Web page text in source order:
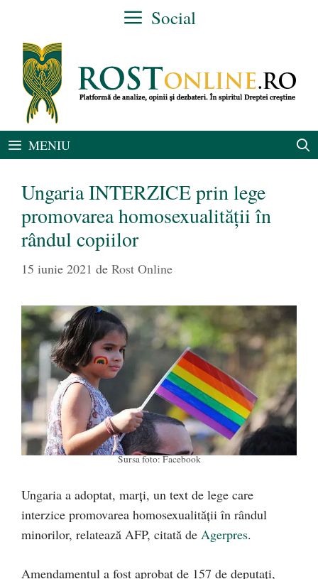
conținut
Social
MENIU
Ungaria INTERZICE prin lege
promovarea homosexualității în
rândul copiilor
15 iunie 2021 de Rost Online
Sursa foto: Facebook
Ungaria a adoptat, marţi, un text de lege care
interzice promovarea homosexualităţii în rândul
minorilor, relatează AFP, citată de Agerpres.
Amendamentul a fost aprobat de 157 de deputaţi,